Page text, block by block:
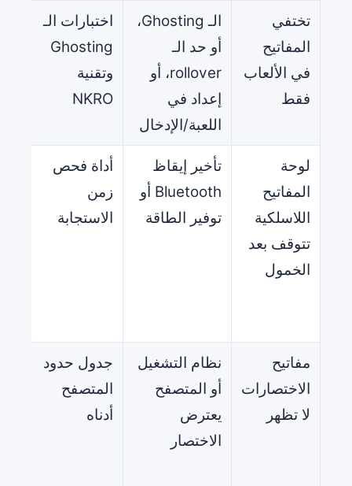
تختفي
المفاتيح
في الألعاب
فقط
الـ Ghosting،
أو حد الـ
rollover، أو
إعداد في
اللعبة/الإدخال
اختبارات الـ
Ghosting
وتقنية
NKRO
لوحة
المفاتيح
اللاسلكية
تتوقف بعد
الخمول
تأخير إيقاظ
Bluetooth أو
توفير الطاقة
أداة فحص
زمن
الاستجابة
مفاتيح
الاختصارات
لا تظهر
نظام التشغيل
أو المتصفح
يعترض
الاختصار
جدول حدود
المتصفح
أدناه